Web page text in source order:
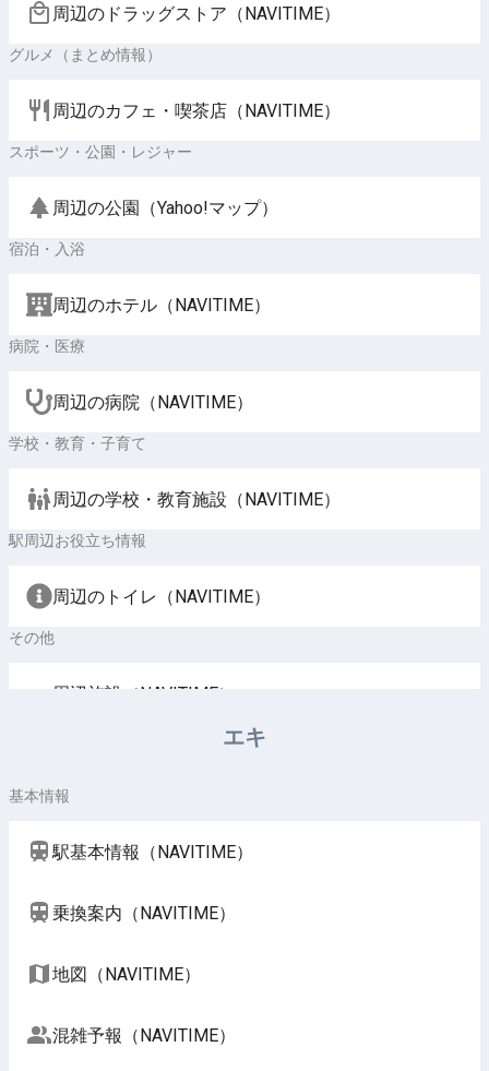
周辺のドラッグストア（NAVITIME）
グルメ（まとめ情報）
周辺のカフェ・喫茶店（NAVITIME）
スポーツ・公園・レジャー
周辺の公園（Yahoo!マップ）
宿泊・入浴
周辺のホテル（NAVITIME）
病院・医療
周辺の病院（NAVITIME）
学校・教育・子育て
周辺の学校・教育施設（NAVITIME）
駅周辺お役立ち情報
周辺のトイレ（NAVITIME）
その他
周辺施設（NAVITIME）
エキ
基本情報
駅基本情報（NAVITIME）
乗換案内（NAVITIME）
地図（NAVITIME）
混雑予報（NAVITIME）